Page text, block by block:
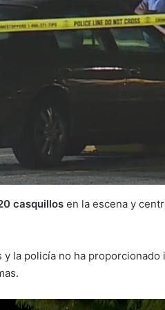
casquillos en la escena y
la policía no ha